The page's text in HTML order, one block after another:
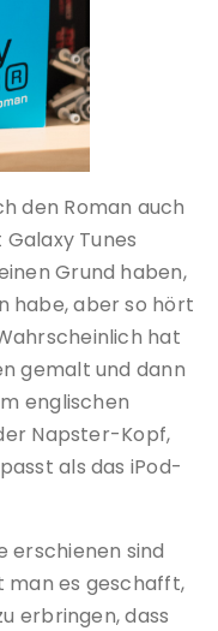
den Roman auch
Tunes
Grund haben,
habe, aber so hört
hat
gemalt und dann
englischen
Napster-Kopf,
als das iPod-
erschienen sind
man es geschafft,
erbringen, dass